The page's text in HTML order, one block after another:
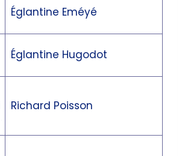
Églantine Eméyé
Églantine Hugodot
Richard Poisson